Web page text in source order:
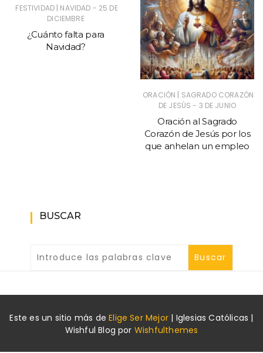
FESTIVIDAD | NAVIDAD - 25 DE
DICIEMBRE
¿Cuánto falta para
Navidad?
ORACIÓN | SAGRADO CORAZÓN
DE JESÚS - 3 DE JUNIO
Oración al Sagrado
Corazón de Jesús por los
que anhelan un empleo
BUSCAR
Este es un sitio más deElige Ser Mejor | Iglesias Católicas |
Wishful Blog por Wishfulthemes